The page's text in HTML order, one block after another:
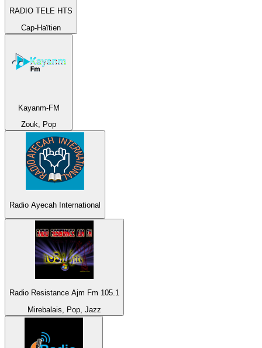
RADIO TELE HTS
Cap-Haïtien
Kayanm-FM
Zouk, Pop
Radio Ayecah International
Radio Resistance Ajm Fm 105.1
Mirebalais, Pop, Jazz